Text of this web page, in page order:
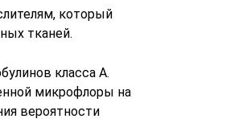
который
тканей.
класса А.
микрофлоры на
вероятности